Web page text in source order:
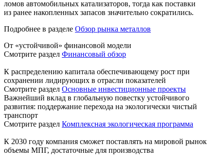
ломов автомобильных катализаторов, тогда как поставки
из ранее накопленных запасов значительно сократились.
Подробнее в разделе Обзор рынка металлов
От «устойчивой» финансовой модели
Смотрите раздел Финансовый обзор
К распределению капитала обеспечивающему рост при
сохранении лидирующих в отрасли показателей
Смотрите раздел Основные инвестиционные проекты
Важнейший вклад в глобальную повестку устойчивого
развития: поддержание перехода на экологически чистый
транспорт
Смотрите раздел Комплексная экологическая программа
К 2030 году компания сможет поставлять на мировой рынок
объемы МПГ, достаточные для производства